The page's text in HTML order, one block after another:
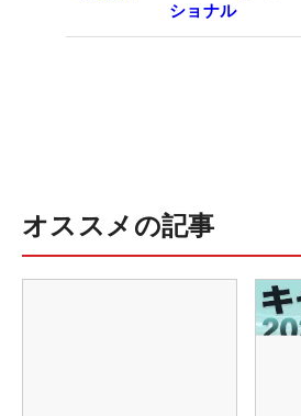
ショナル
オススメの記事